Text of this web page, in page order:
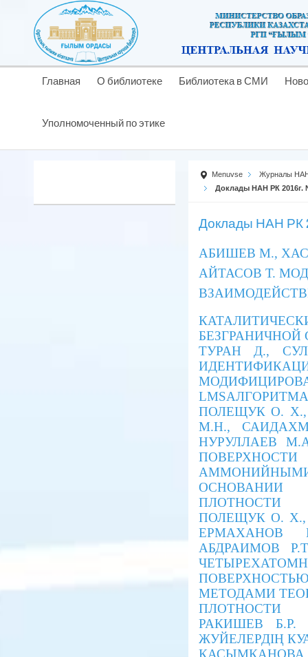
Главная О библиотеке Библиотека в СМИ
Уполномоченный по этике
Menuvse
Журналы
Доклады НАН РК 2016г.
Доклады НАН РК
АБИШЕВ М.,
АЙТАСОВ Т.
ТУРАН Д.,
ПОЛЕЩУК O.
М.Н.,
НУРУЛЛАЕВ
ПЛОТНОСТИ
ПОЛЕЩУК O.
ЕРМАХАНОВ
АБДРАИМОВ
МЕТОДАМИ
ПЛОТНОСТИ
РАКИШЕВ
ЖУЙЕЛЕРДІҢ